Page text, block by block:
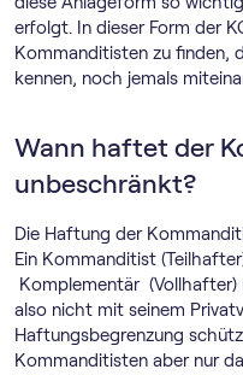
erfolgt. In dieser Form der
Kommanditisten zu finden,
kennen, noch jemals
Wann haftet der
unbeschränkt?
Die Haftung der
Ein Kommanditist
Komplementär (Vollhafter)
also nicht mit seinem
Haftungsbegrenzung
Kommanditisten aber nur